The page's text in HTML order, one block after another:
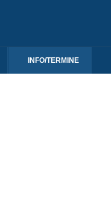
INFO/TERMINE